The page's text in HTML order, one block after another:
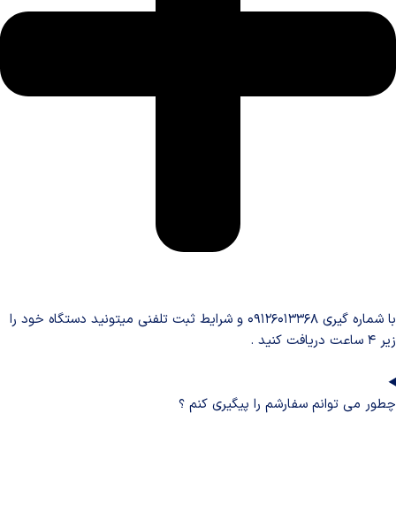
با شماره گیری ۰۹۱۲۶۰۱۳۳۶۸ و شرایط ثبت تلفنی میتونید دستگاه خود را
زیر ۴ ساعت دریافت کنید .
چطور می توانم سفارشم را پیگیری کنم ؟